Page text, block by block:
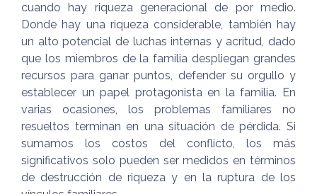
cuando hay riqueza generacional de por medio.
Donde hay una riqueza considerable, también hay
un alto potencial de luchas internas y acritud, dado
que los miembros de la familia despliegan grandes
recursos para ganar puntos, defender su orgullo y
establecer un papel protagonista en la familia. En
varias ocasiones, los problemas familiares no
resueltos terminan en una situación de pérdida. Si
sumamos los costos del conflicto, los más
significativos solo pueden ser medidos en términos
de destrucción de riqueza y en la ruptura de los